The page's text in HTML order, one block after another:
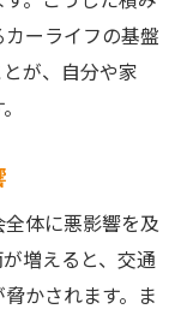
ーライフの基盤
が、自分や家
体に悪影響を及
増えると、交通
かされます。ま